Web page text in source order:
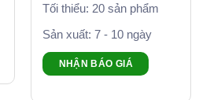
Tối thiểu: 20 sản phẩm
Sản xuất: 7 - 10 ngày
NHẬN BÁO GIÁ